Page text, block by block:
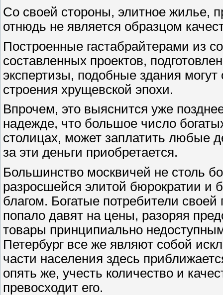
Со своей стороны, элитное жилье,
отнюдь не является образцом
Построенные гастабрайтерами из
составленных проектов,
экспертизы, подобные здания
строения хрущевской эпохи.
Впрочем, это выяснится уже
надежде, что большое число
столицах, может заплатить любые
за эти деньги приобретается.
Большинство москвичей не столь
разросшейся элитой бюрократии и
благом. Богатые потребители своей
попало давят на цены, разоряя
товары принципиально
Петербург все же являют собой
части населения здесь
опять же, учесть количество и
превосходит его.